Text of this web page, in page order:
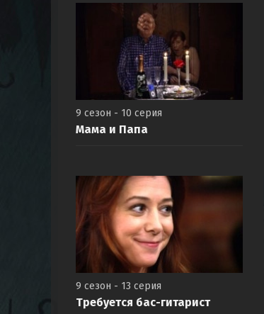
9 сезон - 10 серия
Мама и Папа
9 сезон - 13 серия
Требуется бас-гитарист